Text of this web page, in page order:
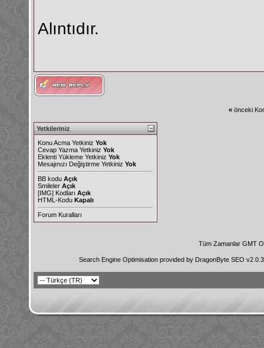
Alıntıdır.
« önceki
Yetkileriniz
Konu Acma Yetkiniz Yok
Cevap Yazma Yetkiniz Yok
Eklenti Yükleme Yetkiniz Yok
Mesajınızı Değiştirme Yetkiniz Yok
BB kodu Açık
Smileler Açık
[IMG] Kodları Açık
HTML-Kodu Kapalı
Forum Kuralları
Tüm Zamanlar GMT
Search Engine Optimisation provided by DragonByte SEO